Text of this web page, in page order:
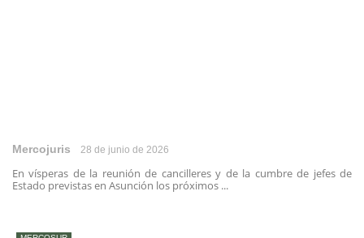
Mercojuris 28 de junio de 2026
En vísperas de la reunión de cancilleres y de la cumbre de jefes de
Estado previstas en Asunción los próximos ...